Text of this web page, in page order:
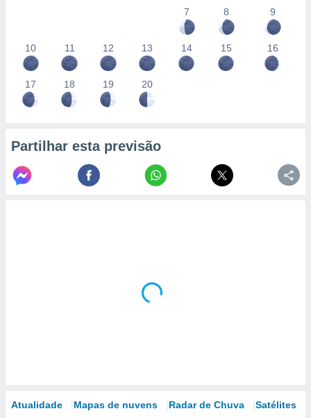
7
8 9
10 11 12 13 14 15 16
17 18 19 20
Partilhar esta previsão
Atualidade Mapas de nuvens Radar de Chuva Satélites